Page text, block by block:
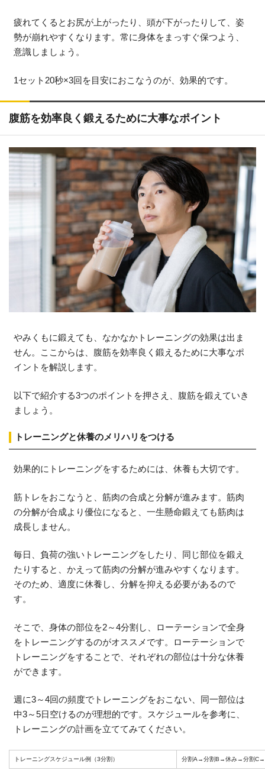
疲れてくるとお尻が上がったり、頭が下がったりして、姿
勢が崩れやすくなります。常に身体をまっすぐ保つよう、
意識しましょう。
1セット20秒×3回を目安におこなうのが、効果的です。
腹筋を効率良く鍛えるために大事なポイント
やみくもに鍛えても、なかなかトレーニングの効果は出ま
せん。ここからは、腹筋を効率良く鍛えるために大事なポ
イントを解説します。
以下で紹介する3つのポイントを押さえ、腹筋を鍛えていき
ましょう。
トレーニングと休養のメリハリをつける
効果的にトレーニングをするためには、休養も大切です。
筋トレをおこなうと、筋肉の合成と分解が進みます。筋肉
の分解が合成より優位になると、一生懸命鍛えても筋肉は
成長しません。
毎日、負荷の強いトレーニングをしたり、同じ部位を鍛え
たりすると、かえって筋肉の分解が進みやすくなります。
そのため、適度に休養し、分解を抑える必要があるので
す。
そこで、身体の部位を2～4分割し、ローテーションで全身
をトレーニングするのがオススメです。ローテーションで
トレーニングをすることで、それぞれの部位は十分な休養
ができます。
週に3～4回の頻度でトレーニングをおこない、同一部位は
中3～5日空けるのが理想的です。スケジュールを参考に、
トレーニングの計画を立ててみてください。
トレーニングスケジュール例（3分割） 分割A→分割B→休み→分割